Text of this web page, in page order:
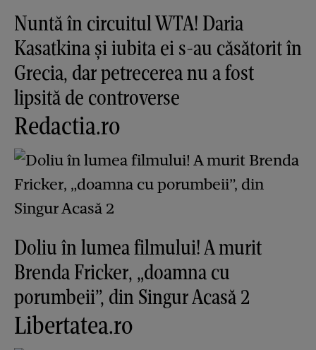
Nuntă în circuitul WTA! Daria
Kasatkina și iubita ei s-au căsătorit în
Grecia, dar petrecerea nu a fost
lipsită de controverse
Redactia.ro
Doliu în lumea filmului! A murit
Brenda Fricker, „doamna cu
porumbeii”, din Singur Acasă 2
Libertatea.ro